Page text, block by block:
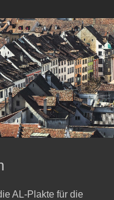
AL-Plakte für die